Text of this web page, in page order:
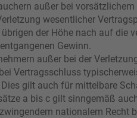
außer bei
wesentlicher
der Höhe nach auf
Gewinn.
außer bei der
Vertragsschluss
gilt auch für mittelbare
a bis c gilt sinngemäß
nationalem Recht